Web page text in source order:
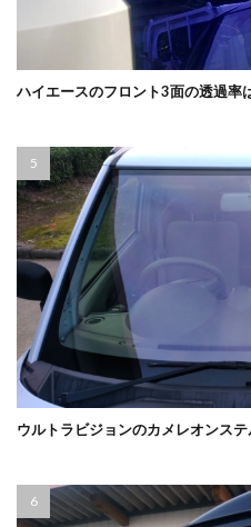
ハイエースのフロント3面の透過率
ウルトラビジョンのカメレオンス